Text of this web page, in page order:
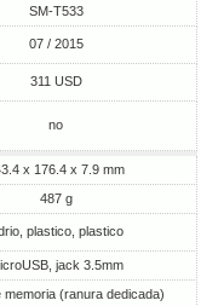
SM-T533
07 / 2015
311 USD
no
x 176.4 x 7.9 mm
487 g
plastico, plastico
jack 3.5mm
memoria (ranura dedicada)